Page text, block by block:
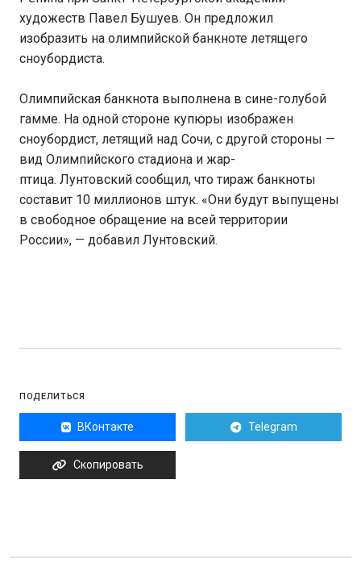
художеств Павел Бушуев. Он предложил
изобразить на олимпийской банкноте летящего
сноубордиста.
Олимпийская банкнота выполнена в сине-голубой
гамме. На одной стороне купюры изображен
сноубордист, летящий над Сочи, с другой стороны —
вид Олимпийского стадиона и жар-
птица. Лунтовский сообщил, что тираж банкноты
составит 10 миллионов штук. «Они будут выпущены
в свободное обращение на всей территории
России», — добавил Лунтовский.
ПОДЕЛИТЬСЯ
ВКонтакте Telegram
Скопировать